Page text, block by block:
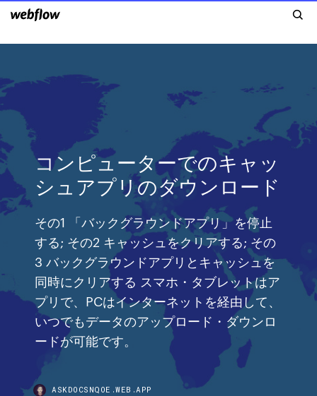
コンピューターでのキャッ
シュアプ​​リのダウンロード
その1 「バックグラウンドアプリ」を停止
する; その2 キャッシュをクリアする; その
3 バックグラウンドアプリとキャッシュを
同時にクリアする スマホ・タブレットはア
プリで、PCはインターネットを経由して、
いつでもデータのアップロード・ダウンロ
ードが可能です。
ASKDOCSNQOE.WEB.APP